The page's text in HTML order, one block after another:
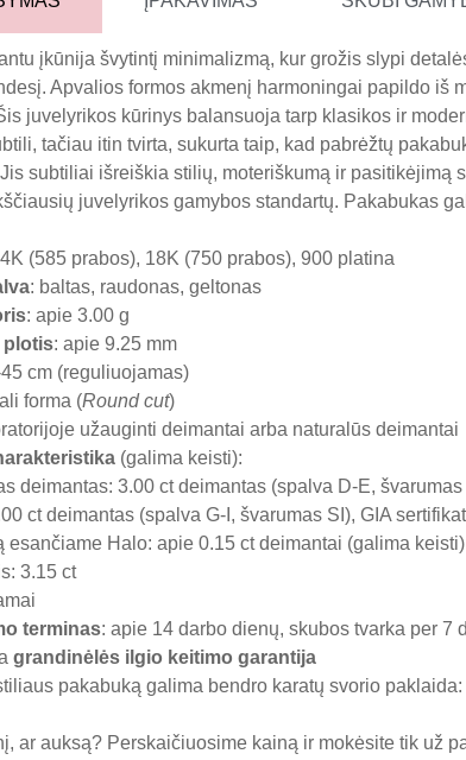
įkūnija švytintį minimalizmą, kur grožis slypi
Apvalios formos akmenį harmoningai papildo
juvelyrikos kūrinys balansuoja tarp klasikos ir
tačiau itin tvirta, sukurta taip, kad pabrėžtų
subtiliai išreiškia stilių, moteriškumą ir pasitikėjimą
juvelyrikos gamybos standartų. Pakabukas
(585 prabos), 18K (750 prabos), 900 platina
: baltas, raudonas, geltonas
: apie 3.00 g
plotis: apie 9.25 mm
cm (reguliuojamas)
forma (Round cut)
užauginti deimantai arba naturalūs deimantai
(galima keisti):
deimantas: 3.00 ct deimantas (spalva D-E,
ct deimantas (spalva G-I, švarumas SI), GIA
esančiame Halo: apie 0.15 ct deimantai (galima keisti)
3.15 ct
terminas: apie 14 darbo dienų, skubos tvarka per 7
grandinėlės ilgio keitimo garantija
pakabuką galima bendro karatų svorio paklaida:
ar auksą? Perskaičiuosime kainą ir mokėsite tik už